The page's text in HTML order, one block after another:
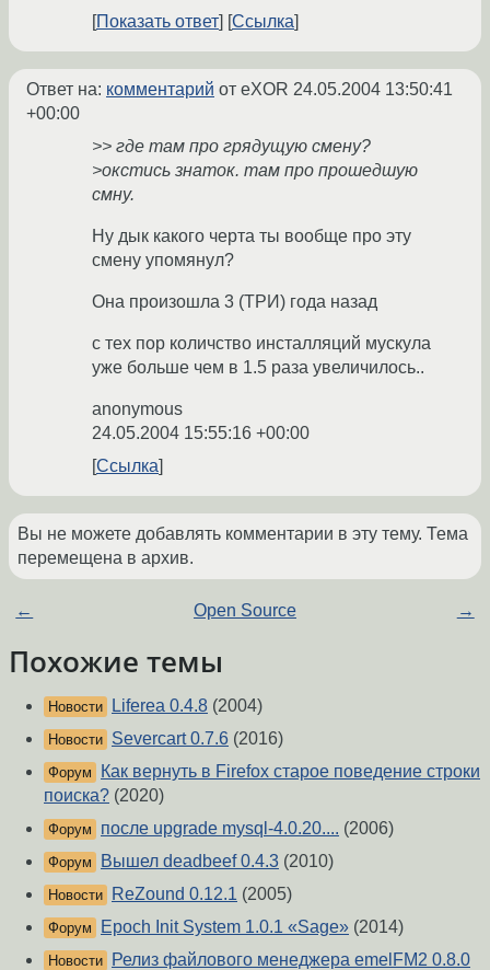
Показать ответ
Ссылка
Ответ на: комментарий от eXOR 24.05.2004 13:50:41
+00:00
>> где там про грядущую смену?
>окстись знаток. там про прошедшую
смну.
Ну дык какого черта ты вообще про эту
смену упомянул?
Она произошла 3 (ТРИ) года назад
с тех пор количство инсталляций мускула
уже больше чем в 1.5 раза увеличилось..
anonymous
24.05.2004 15:55:16 +00:00
Ссылка
Вы не можете добавлять комментарии в эту тему. Тема
перемещена в архив.
← Open Source →
Похожие темы
Новости Liferea 0.4.8 (2004)
Новости Severcart 0.7.6 (2016)
Форум
Как вернуть в Firefox старое поведение строки
поиска? (2020)
Форум после upgrade mysql-4.0.20.... (2006)
Форум Вышел deadbeef 0.4.3 (2010)
Новости ReZound 0.12.1 (2005)
Форум Epoch Init System 1.0.1 «Sage» (2014)
Новости Релиз файлового менеджера emelFM2 0.8.0